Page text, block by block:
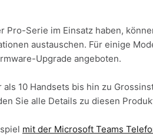
Pro-Serie im Einsatz haben,
austauschen. Für einige
Upgrade angeboten.
10 Handsets bis hin zu
Sie alle Details zu diesen
mit der Microsoft Teams